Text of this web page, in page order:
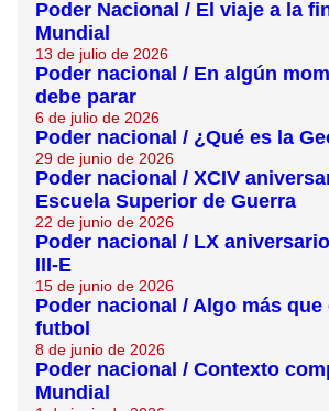
Poder Nacional / El viaje a la
Mundial
13 de julio de 2026
Poder nacional / En algún
debe parar
6 de julio de 2026
Poder nacional / ¿Qué es la
29 de junio de 2026
Poder nacional / XCIV
Escuela Superior de Guerra
22 de junio de 2026
Poder nacional / LX
III-E
15 de junio de 2026
Poder nacional / Algo más
futbol
8 de junio de 2026
Poder nacional / Contexto
Mundial